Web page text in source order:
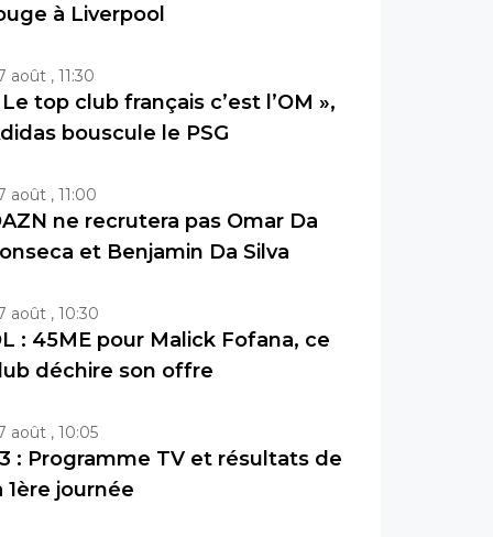
à Liverpool
août , 11:30
Le top club français c’est l’OM »,
bouscule le PSG
août , 11:00
ne recrutera pas Omar Da
et Benjamin Da Silva
août , 10:30
: 45ME pour Malick Fofana, ce
déchire son offre
août , 10:05
: Programme TV et résultats de
1ère journée